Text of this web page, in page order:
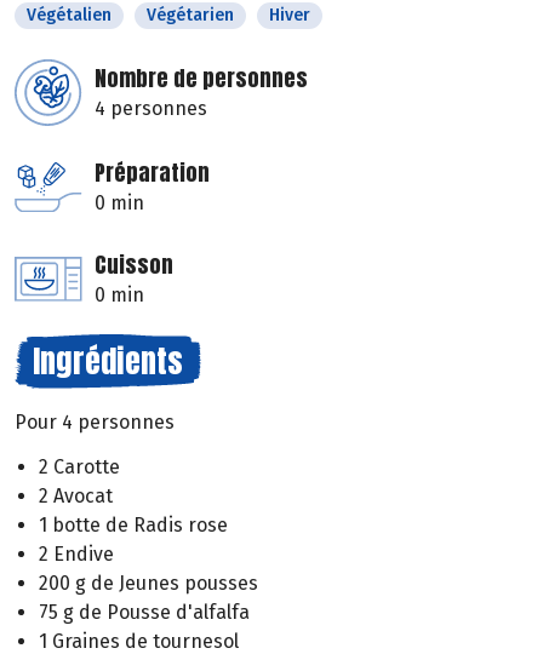
Végétalien
Végétarien Hiver
Nombre de personnes
4 personnes
Préparation
0 min
Cuisson
0 min
Ingrédients
Pour 4 personnes
2 Carotte
2 Avocat
1 botte de Radis rose
2 Endive
200 g de Jeunes pousses
75 g de Pousse d'alfalfa
1 Graines de tournesol